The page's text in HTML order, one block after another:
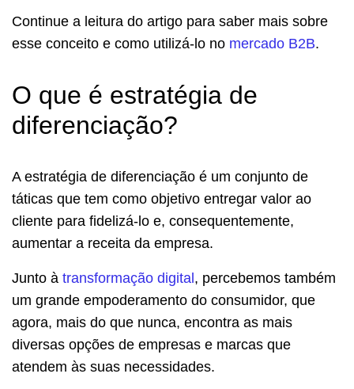
Continue a leitura do artigo para saber mais sobre
esse conceito e como utilizá-lo no mercado B2B.
O que é estratégia de
diferenciação?
A estratégia de diferenciação é um conjunto de
táticas que tem como objetivo entregar valor ao
cliente para fidelizá-lo e, consequentemente,
aumentar a receita da empresa.
Junto à transformação digital , percebemos também
um grande empoderamento do consumidor, que
agora, mais do que nunca, encontra as mais
diversas opções de empresas e marcas que
atendem às suas necessidades.